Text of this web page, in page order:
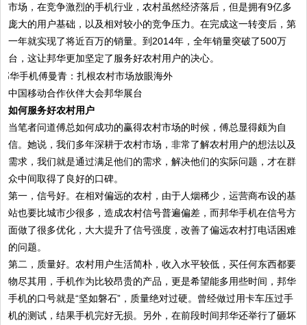
市场，在竞争激烈的手机行业，农村虽然经济落后，但是拥有9亿多
庞大的用户基础，以及相对较小的竞争压力。在完成这一转变后，第
一年就实现了将近百万的销量。到2014年，全年销量突破了500万
台，这让邦华更加坚定了服务好农村用户的决心。
中国移动合作伙伴大会邦华展台
如何服务好农村用户
当笔者问道傅总如何成功的赢得农村市场的时候，傅总显得颇为自
信。她说，我们多年深耕于农村市场，非常了解农村用户的想法以及
需求，我们就是通过满足他们的需求，解决他们的实际问题，才在群
众中间取得了良好的口碑。
第一，信号好。在相对偏远的农村，由于人烟稀少，运营商布设的基
站也要比城市少很多，造成农村信号普遍偏差，而邦华手机在信号方
面做了很多优化，大大提升了信号强度，改善了偏远农村打电话困难
的问题。
第二，质量好。农村用户生活简朴，收入水平较低，买任何东西都要
物尽其用，手机作为比较昂贵的产品，更是希望能多用些时间，邦华
手机的口号就是“坚如磐石”，质量绝对过硬。曾经做过用卡车压过手
机的测试，结果手机完好无损。另外，在前段时间邦华还举行了砸坏